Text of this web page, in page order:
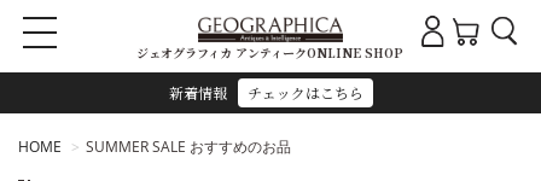
新着情報 チェックはこちら
ジェオグラフィカ アンティークONLINE SHOP
HOME SUMMER SALE おすすめのお品